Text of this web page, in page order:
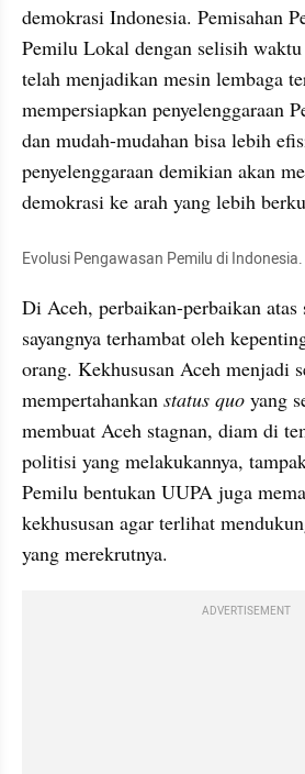
demokrasi Indonesia. Pemisahan
Pemilu Lokal dengan selisih
telah menjadikan mesin lembaga
mempersiapkan penyelenggaraan
dan mudah-mudahan bisa lebih
penyelenggaraan demikian akan
demokrasi ke arah yang lebih
Evolusi Pengawasan Pemilu di Indonesia.
Di Aceh, perbaikan-perbaikan atas
sayangnya terhambat oleh
orang. Kekhususan Aceh menjadi
mempertahankan status quo yang
membuat Aceh stagnan, diam di
politisi yang melakukannya,
Pemilu bentukan UUPA juga
kekhususan agar terlihat
yang merekrutnya.
ADVERTISEMENT